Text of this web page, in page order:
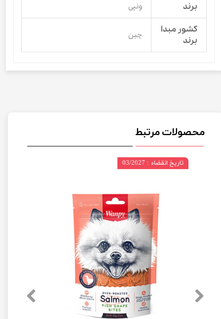
برند ونپی
کشور مبدا
برند
چین
محصولات مرتبط
تاریخ انقضاء : 03/2027